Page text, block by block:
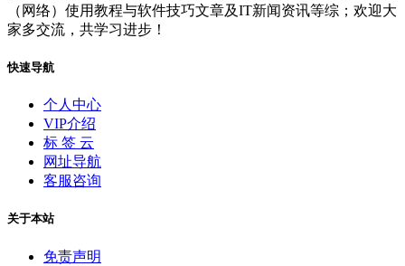
（网络）使用教程与软件技巧文章及IT新闻资讯等综；欢迎大
家多交流，共学习进步！
快速导航
个人中心
VIP介绍
标 签 云
网址导航
客服咨询
关于本站
免责声明